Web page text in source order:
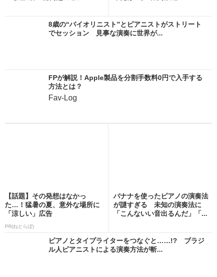
8歳の“バイオリニスト”とピアニストがストリート
でセッション 見事な演奏に世界が...
FPが解説！Apple製品を分割手数料0円で入手する
方法とは？
Fav-Log
【話題】その発想はなかっ
た…！猛暑の夏、意外な場所に
「涼しい」広告
PR(ねとらぼ)
バナナを使ったピアノの演奏法
が謎すぎる 未知の演奏法に
「こんないい音出るんだ」「...
ピアノとタイプライターをつなぐと……!? ブラジ
ル人ピアニストによる演奏方法が斬...